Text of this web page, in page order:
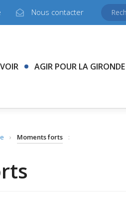
Nous contacter
AGIR POUR LA GIRONDE
› Moments forts :